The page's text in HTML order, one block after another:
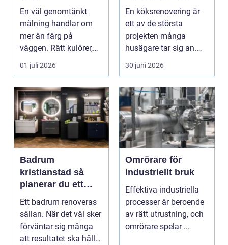
En väl genomtänkt
målning handlar om
mer än färg på
väggen. Rätt kulörer,
noggrant underarbete
och e...
01 juli 2026
skapar du ett kök
som håller länge
En köksrenovering är
ett av de största
projekten många
husägare tar sig an.
Kostnaderna är ofta
höga...
30 juni 2026
Badrum
kristianstad så
planerar du ett
tryggt och hållbart
badrumsprojekt
Ett badrum renoveras
sällan. När det väl sker
förväntar sig många
att resultatet ska hålla
Omrörare för
industriellt bruk
Effektiva industriella
processer är beroende
av rätt utrustning, och
omrörare spelar ...